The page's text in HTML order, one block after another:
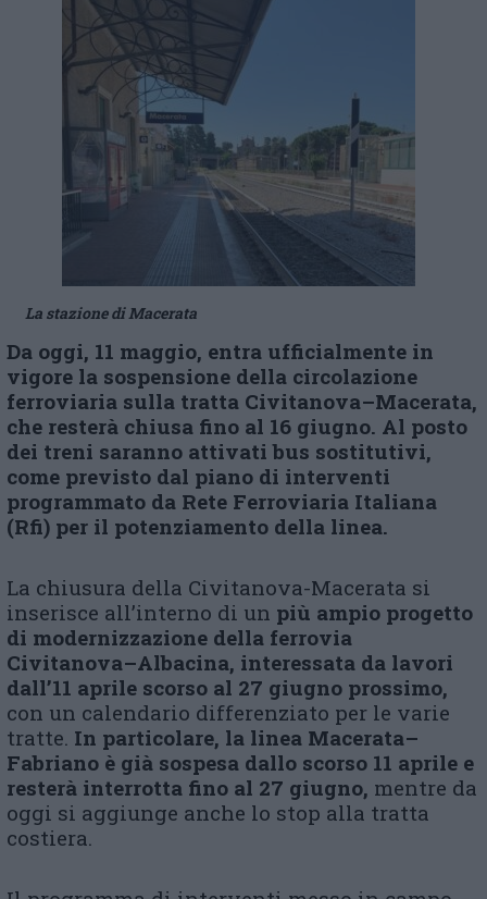
La stazione di Macerata
Da oggi, 11 maggio, entra ufficialmente in
vigore la sospensione della circolazione
ferroviaria sulla tratta Civitanova–Macerata,
che resterà chiusa fino al 16 giugno. Al posto
dei treni saranno attivati bus sostitutivi,
come previsto dal piano di interventi
programmato da Rete Ferroviaria Italiana
(Rfi) per il potenziamento della linea.
La chiusura della Civitanova-Macerata si
inserisce all’interno di un più ampio progetto
di modernizzazione della ferrovia
Civitanova–Albacina, interessata da lavori
dall’11 aprile scorso al 27 giugno prossimo,
con un calendario differenziato per le varie
tratte. In particolare, la linea Macerata–
Fabriano è già sospesa dallo scorso 11 aprile e
resterà interrotta fino al 27 giugno, mentre da
oggi si aggiunge anche lo stop alla tratta
costiera.